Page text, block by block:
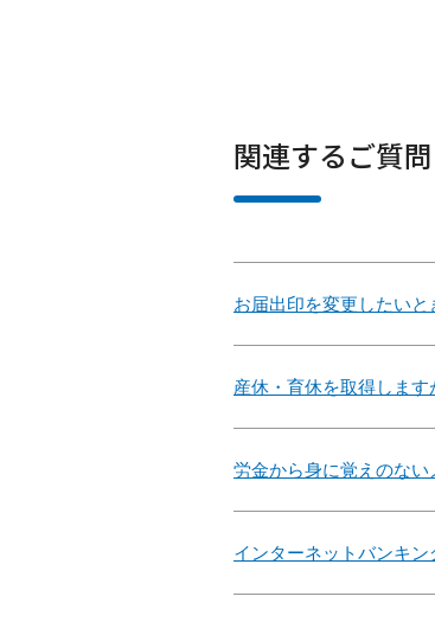
関連するご質問
お届出印を変更したいと
産休・育休を取得しま
労金から身に覚えのな
インターネットバンキ